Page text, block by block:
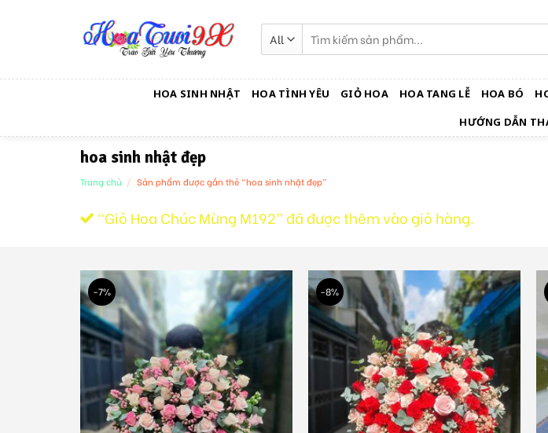
kiếm:
HOA SINH NHẬT HOA TÌNH YÊU GIỎ HOA HOA TANG LỄ HOA BÓ
HƯỚNG DẪN
hoa sinh nhật đẹp
Trang chủ / Sản phẩm được gắn thẻ “hoa sinh nhật đẹp”
“Giỏ Hoa Chúc Mừng M192” đã được thêm vào giỏ hàng.
-7% -8%